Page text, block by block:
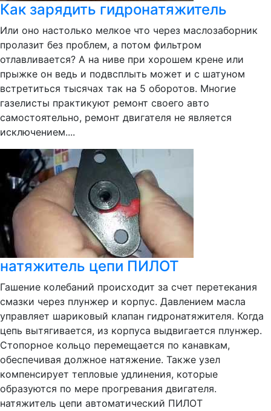
Как зарядить гидронатяжитель
Или оно настолько мелкое что через маслозаборник
пролазит без проблем, а потом фильтром
отлавливается? А на ниве при хорошем крене или
прыжке он ведь и подвсплыть может и с шатуном
встретиться тысячах так на 5 оборотов. Многие
газелисты практикуют ремонт своего авто
самостоятельно, ремонт двигателя не является
исключением....
натяжитель цепи ПИЛОТ
Гашение колебаний происходит за счет перетекания
смазки через плунжер и корпус. Давлением масла
управляет шариковый клапан гидронатяжителя. Когда
цепь вытягивается, из корпуса выдвигается плунжер.
Стопорное кольцо перемещается по канавкам,
обеспечивая должное натяжение. Также узел
компенсирует тепловые удлинения, которые
образуются по мере прогревания двигателя.
натяжитель цепи автоматический ПИЛОТ